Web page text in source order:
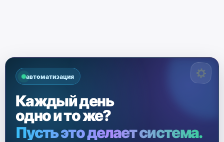
автоматизация
Каждый день
одно и то же?
Пусть это делает система.